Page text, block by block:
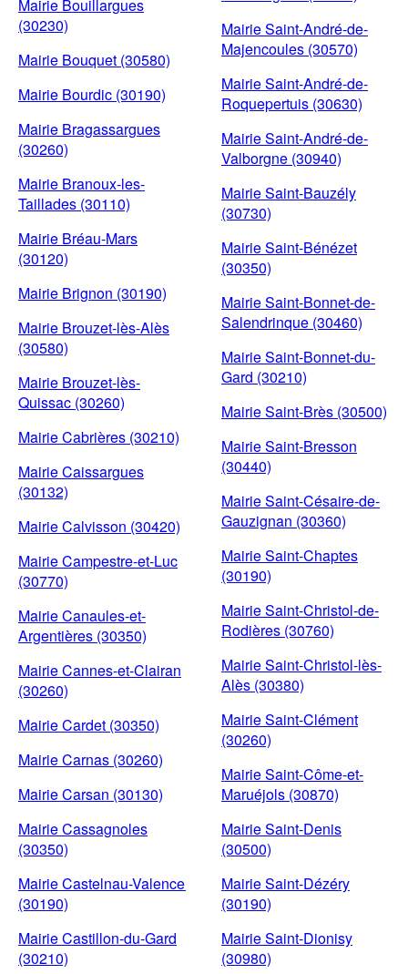
Mairie Bouillargues
(30230)
Mairie Bouquet (30580)
Mairie Bourdic (30190)
Mairie Bragassargues
(30260)
Mairie Branoux-les-
Taillades (30110)
Mairie Bréau-Mars
(30120)
Mairie Brignon (30190)
Mairie Brouzet-lès-Alès
(30580)
Mairie Brouzet-lès-
Quissac (30260)
Mairie Cabrières (30210)
Mairie Caissargues
(30132)
Mairie Calvisson (30420)
Mairie Campestre-et-Luc
(30770)
Mairie Canaules-et-
Argentières (30350)
Mairie Cannes-et-Clairan
(30260)
Mairie Cardet (30350)
Mairie Carnas (30260)
Mairie Carsan (30130)
Mairie Cassagnoles
(30350)
Mairie Castelnau-Valence
(30190)
Mairie Castillon-du-Gard
(30210)
Mairie Saint-André-de-
Majencoules (30570)
Mairie Saint-André-de-
Roquepertuis (30630)
Mairie Saint-André-de-
Valborgne (30940)
Mairie Saint-Bauzély
(30730)
Mairie Saint-Bénézet
(30350)
Mairie Saint-Bonnet-de-
Salendrinque (30460)
Mairie Saint-Bonnet-du-
Gard (30210)
Mairie Saint-Brès (30500)
Mairie Saint-Bresson
(30440)
Mairie Saint-Césaire-de-
Gauzignan (30360)
Mairie Saint-Chaptes
(30190)
Mairie Saint-Christol-de-
Rodières (30760)
Mairie Saint-Christol-lès-
Alès (30380)
Mairie Saint-Clément
(30260)
Mairie Saint-Côme-et-
Maruéjols (30870)
Mairie Saint-Denis
(30500)
Mairie Saint-Dézéry
(30190)
Mairie Saint-Dionisy
(30980)